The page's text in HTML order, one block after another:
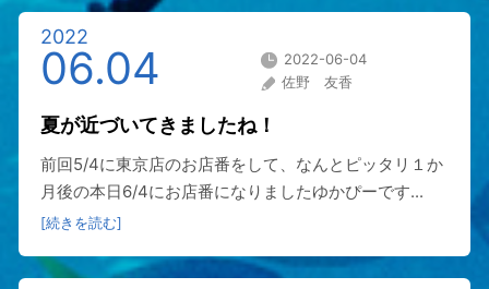
2022
06.04
2022-06-04
佐野 友香
夏が近づいてきましたね！
前回5/4に東京店のお店番をして、なんとピッタリ１か
月後の本日6/4にお店番になりましたゆかぴーです...
[続きを読む]